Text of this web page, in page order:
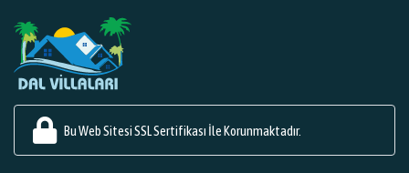
Bu Web Sitesi SSL Sertifikası İle Korunmaktadır.